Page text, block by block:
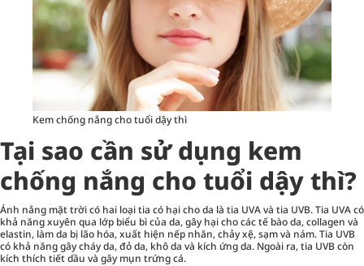
Kem chống nắng cho tuổi dậy thì
Tại sao cần sử dụng kem
chống nắng cho tuổi dậy thì?
Ánh nắng mặt trời có hai loại tia có hại cho da là tia UVA và tia UVB. Tia UVA có
khả năng xuyên qua lớp biểu bì của da, gây hại cho các tế bào da, collagen và
elastin, làm da bị lão hóa, xuất hiện nếp nhăn, chảy xệ, sạm và nám. Tia UVB
có khả năng gây cháy da, đỏ da, khô da và kích ứng da. Ngoài ra, tia UVB còn
kích thích tiết dầu và gây mụn trứng cá.